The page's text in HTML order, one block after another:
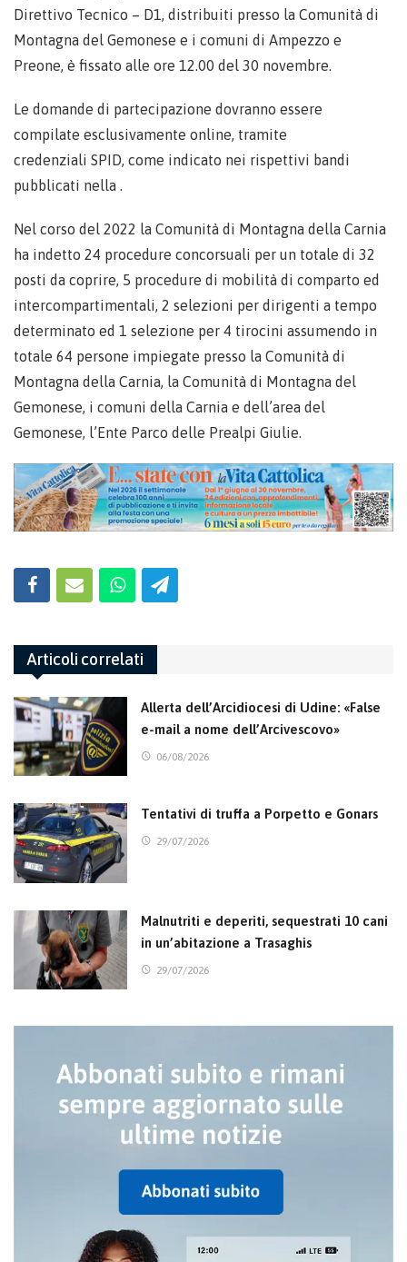
Direttivo Tecnico – D1, distribuiti presso la Comunità di
Montagna del Gemonese e i comuni di Ampezzo e
Preone, è fissato alle ore 12.00 del 30 novembre.
Le domande di partecipazione dovranno essere
compilate esclusivamente online, tramite
credenziali SPID, come indicato nei rispettivi bandi
pubblicati nella .
Nel corso del 2022 la Comunità di Montagna della Carnia
ha indetto 24 procedure concorsuali per un totale di 32
posti da coprire, 5 procedure di mobilità di comparto ed
intercompartimentali, 2 selezioni per dirigenti a tempo
determinato ed 1 selezione per 4 tirocini assumendo in
totale 64 persone impiegate presso la Comunità di
Montagna della Carnia, la Comunità di Montagna del
Gemonese, i comuni della Carnia e dell’area del
Gemonese, l’Ente Parco delle Prealpi Giulie.
Articoli correlati
Allerta dell’Arcidiocesi di Udine: «False
e-mail a nome dell’Arcivescovo»
06/08/2026
Tentativi di truffa a Porpetto e Gonars
29/07/2026
Malnutriti e deperiti, sequestrati 10 cani
in un’abitazione a Trasaghis
29/07/2026